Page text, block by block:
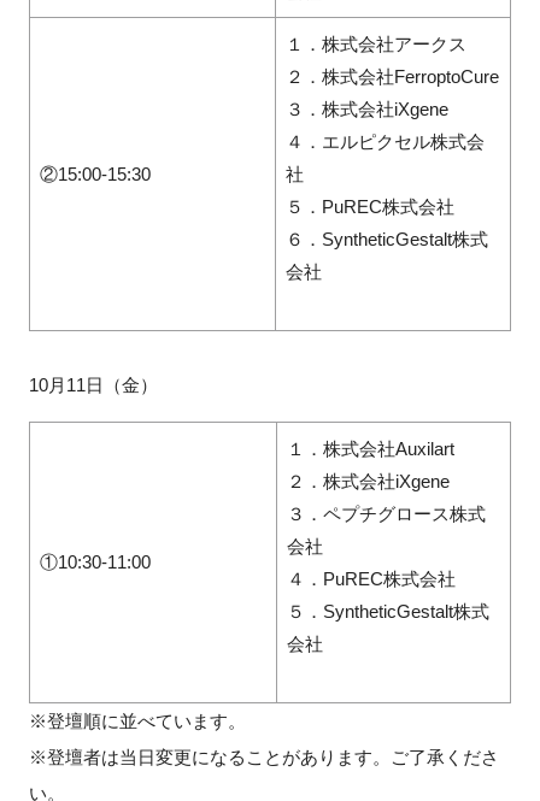
②15:00-15:30
１．株式会社アークス
２．株式会社FerroptoCure
３．株式会社iXgene
４．エルピクセル株式会
社
５．PuREC株式会社
６．SyntheticGestalt株式
会社
10月11日（金）
①10:30-11:00
１．株式会社Auxilart
２．株式会社iXgene
３．ペプチグロース株式
会社
４．PuREC株式会社
５．SyntheticGestalt株式
会社
※登壇順に並べています。
※登壇者は当日変更になることがあります。ご了承くださ
い。